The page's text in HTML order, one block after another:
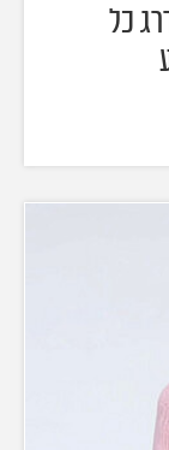
כל